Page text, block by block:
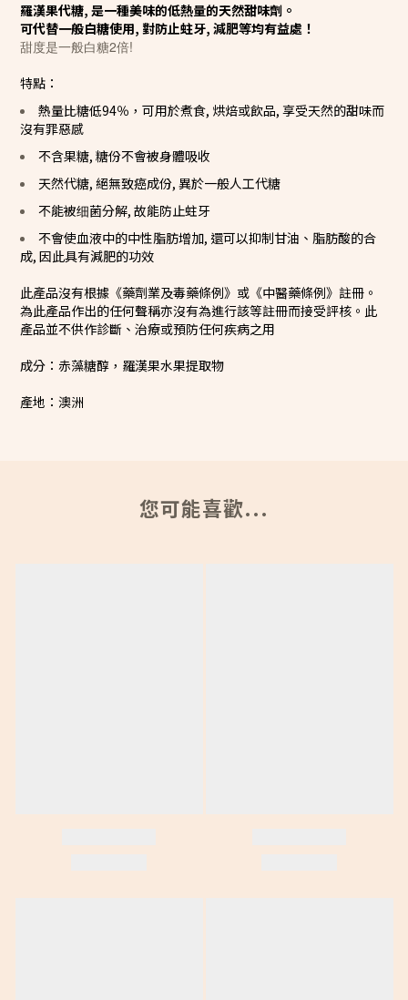
羅漢果代糖, 是一種美味的低熱量的天然甜味劑。
可代替一般白糖使用, 對防止蛀牙, 減肥等均有益處！
甜度是一般白糖2倍!
特點：
熱量比糖低94％，可用於煮食, 烘焙或飲品, 享受天然的甜味而
沒有罪惡感
不含果糖, 糖份不會被身體吸收
天然代糖, 絕無致癌成份, 異於一般人工代糖
不能被细菌分解, 故能防止蛀牙
不會使血液中的中性脂肪增加, 還可以抑制甘油、脂肪酸的合
成, 因此具有減肥的功效
此產品沒有根據《藥劑業及毒藥條例》或《中醫藥條例》註冊。
為此產品作出的任何聲稱亦沒有為進行該等註冊而接受評核。此
產品並不供作診斷、治療或預防任何疾病之用
成分：赤藻糖醇，羅漢果水果提取物
產地：澳洲
您可能喜歡...